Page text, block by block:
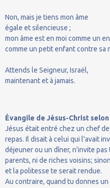
Non, mais je tiens mon âme
égale et silencieuse ;
mon âme est en moi comme un
comme un petit enfant contre sa
Attends le Seigneur, Israël,
maintenant et à jamais.
Évangile de Jésus-Christ selon
Jésus était entré chez un chef
repas. Il disait à celui qui l'avait
déjeuner ou un dîner, n'invite
parents, ni de riches voisins;
et la politesse te serait rendue.
Au contraire, quand tu donnes